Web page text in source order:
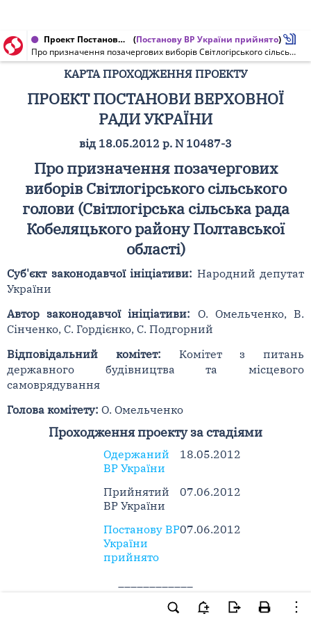
Проект Постанови Верховної Ради України від 07.06.2012 № 10487-3 (Постанову ВР України прийнято)
Про призначення позачергових виборів Світлогірського сільського голови (Світлогірська сільська рада Кобеляцького району Полтавської області)